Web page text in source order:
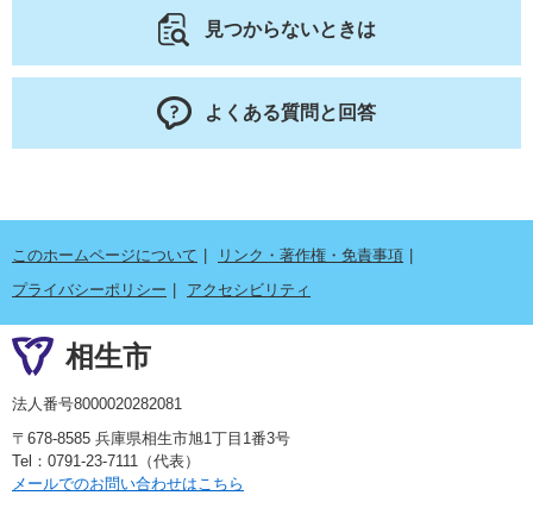
見つからないときは
よくある質問と回答
このホームページについて
リンク・著作権・免責事項
プライバシーポリシー
アクセシビリティ
相生市
法人番号8000020282081
〒678-8585 兵庫県相生市旭1丁目1番3号
Tel：0791-23-7111（代表）
メールでのお問い合わせはこちら